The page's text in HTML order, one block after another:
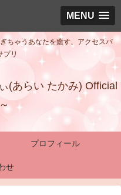
MENU
ちゃうあなたを癒す、アクセスバ
プリ
(あらい たかみ) Official
プロフィール
せ